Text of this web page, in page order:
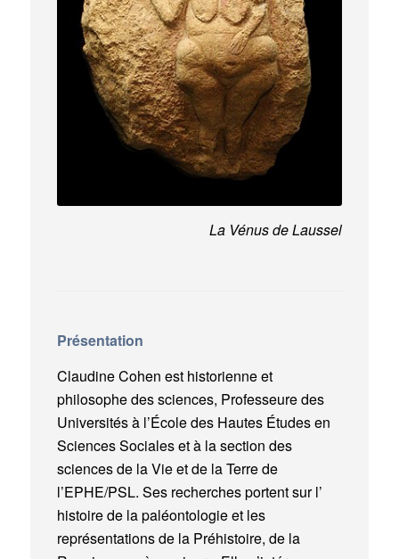
La Vénus de Laussel
Présentation
Claudine Cohen est historienne et
philosophe des sciences, Professeure des
Universités à l’École des Hautes Études en
Sciences Sociales et à la section des
sciences de la Vie et de la Terre de
l’EPHE/PSL. Ses recherches portent sur l’
histoire de la paléontologie et les
représentations de la Préhistoire, de la